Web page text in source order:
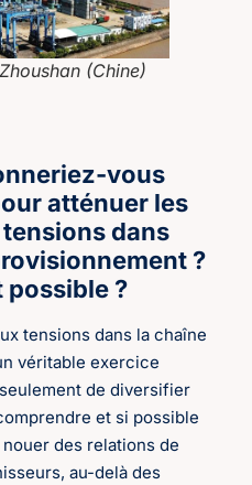
(Chine)
vous
atténuer les
dans
?
possible ?
tensions dans la chaîne
véritable exercice
de diversifier
et si possible
des relations de
au-delà des